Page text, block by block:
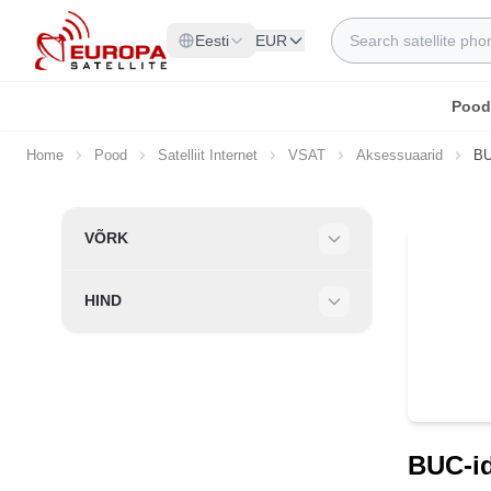
Skip to Content
Eesti EUR
Search
Pood
Home Pood Satelliit Internet VSAT Aksessuaarid
Skip to product list
VÕRK
HIND
BUC-